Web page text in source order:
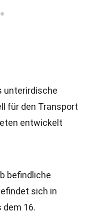
unterirdische
für den Transport
entwickelt
befindliche
sich in
16.